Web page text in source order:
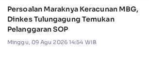
Persoalan Maraknya Keracunan MBG,
Dinkes Tulungagung Temukan
Pelanggaran SOP
Minggu, 09 Agu 2026 14:54 WIB